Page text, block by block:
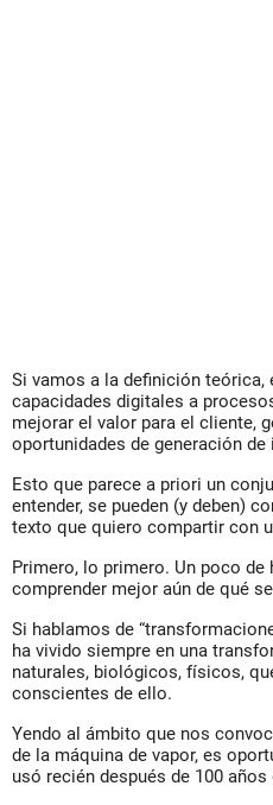
Si vamos a la definición
capacidades digitales a
mejorar el valor para el cliente,
oportunidades de generación de
Esto que parece a priori un
entender, se pueden (y deben)
texto que quiero compartir con
Primero, lo primero. Un poco
comprender mejor aún de qué
Si hablamos de
ha vivido siempre en una
naturales, biológicos, físicos,
conscientes de ello.
Yendo al ámbito que nos
de la máquina de vapor, es
usó recién después de 100